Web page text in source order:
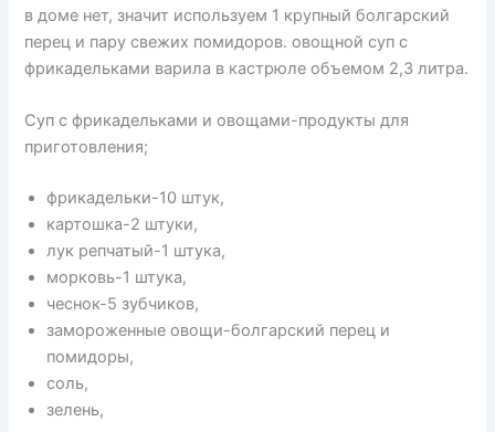
в доме нет, значит используем 1 крупный болгарский
перец и пару свежих помидоров. овощной суп с
фрикадельками варила в кастрюле объемом 2,3 литра.
Суп с фрикадельками и овощами-продукты для
приготовления;
фрикадельки-10 штук,
картошка-2 штуки,
лук репчатый-1 штука,
морковь-1 штука,
чеснок-5 зубчиков,
замороженные овощи-болгарский перец и
помидоры,
соль,
зелень,